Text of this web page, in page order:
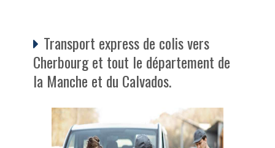
Transport express de colis vers
Cherbourg et tout le département de
la Manche et du Calvados.